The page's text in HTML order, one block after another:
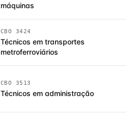
máquinas
CBO 3424
Técnicos em transportes
metroferroviários
CBO 3513
Técnicos em administração